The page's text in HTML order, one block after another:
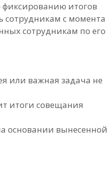
фиксированию итогов
сотрудникам с момента
сотрудникам по его
или важная задача не
итоги совещания
основании вынесенной